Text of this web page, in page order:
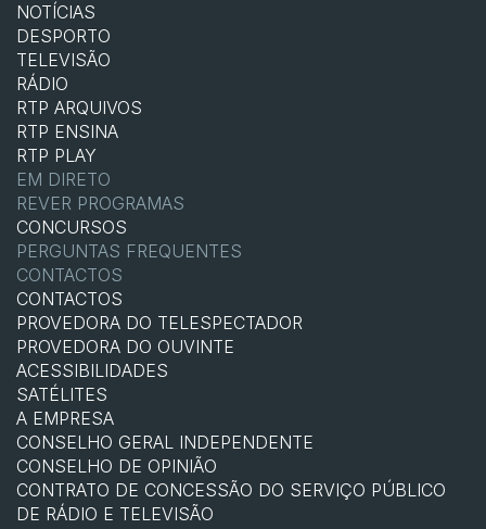
NOTÍCIAS
DESPORTO
TELEVISÃO
RÁDIO
RTP ARQUIVOS
RTP ENSINA
RTP PLAY
EM DIRETO
REVER PROGRAMAS
CONCURSOS
PERGUNTAS FREQUENTES
CONTACTOS
CONTACTOS
PROVEDORA DO TELESPECTADOR
PROVEDORA DO OUVINTE
ACESSIBILIDADES
SATÉLITES
A EMPRESA
CONSELHO GERAL INDEPENDENTE
CONSELHO DE OPINIÃO
CONTRATO DE CONCESSÃO DO SERVIÇO PÚBLICO
DE RÁDIO E TELEVISÃO